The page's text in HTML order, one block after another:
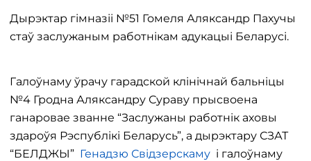
Дырэктар гімназіі №51 Гомеля Аляксандр Пахучы
стаў заслужаным работнікам адукацыі Беларусі.
Галоўнаму ўрачу гарадской клінічнай бальніцы
№4 Гродна Аляксандру Сураву прысвоена
ганаровае званне “Заслужаны работнік аховы
здароўя Рэспублікі Беларусь”, а дырэктару СЗАТ
“БЕЛДЖЫ” Генадзю Свідзерскаму і галоўнаму